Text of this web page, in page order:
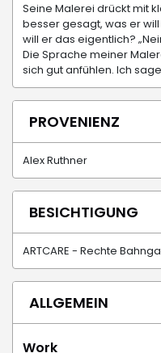
Seine Malerei drückt mit
besser gesagt, was er
will er das eigentlich?
Die Sprache meiner
sich gut anfühlen. Ich
PROVENIENZ
Alex Ruthner
BESICHTIGUNG
ARTCARE - Rechte
ALLGEMEIN
Work